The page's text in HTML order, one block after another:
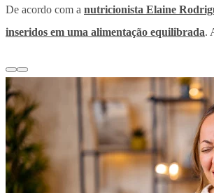
De acordo com a nutricionista Elaine
inseridos em uma alimentação equilibrada.